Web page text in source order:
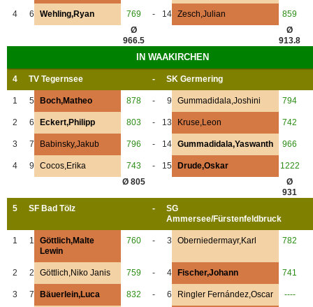
4 6 Wehling,Ryan 769 - 14 Zesch,Julian
859
Ø
966.5
Ø
913.8
IN WAAKIRCHEN
4 TV Tegernsee - SK Germering
1 5 Boch,Matheo 878 - 9 Gummadidala,Joshini 794
2 6 Eckert,Philipp 803 - 13 Kruse,Leon 742
3 7 Babinsky,Jakub 796 - 14 Gummadidala,Yaswanth 966
4 9 Cocos,Erika 743 - 15 Drude,Oskar
1222
Ø 805
Ø
931
5
SF Bad Tölz -
SG
Ammersee/Fürstenfeldbruck
1 1
Göttlich,Malte
Lewin
760 - 3 Oberniedermayr,Karl 782
2 2 Göttlich,Niko Janis 759 - 4 Fischer,Johann 741
3 7 Bäuerlein,Luca 832 - 6 Ringler Fernández,Oscar ----